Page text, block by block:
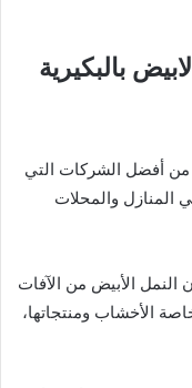
بالبكيرية
من أفضل الشركات التي
المنازل والمحلات
النمل الأبيض من الآفات
الأخشاب ومنتجاتها،